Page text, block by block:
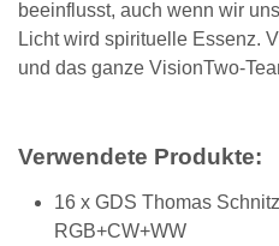
beeinflusst, auch wenn wir
Licht wird spirituelle Essenz.
und das ganze VisionTwo-
Verwendete Produkte:
16 x GDS Thomas
RGB+CW+WW